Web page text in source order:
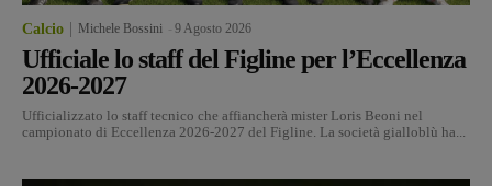
Calcio Michele Bossini 9 Agosto 2026
Ufficiale lo staff del Figline per l’Eccellenza
2026-2027
Ufficializzato lo staff tecnico che affiancherà mister Loris Beoni nel
campionato di Eccellenza 2026-2027 del Figline. La società gialloblù ha...